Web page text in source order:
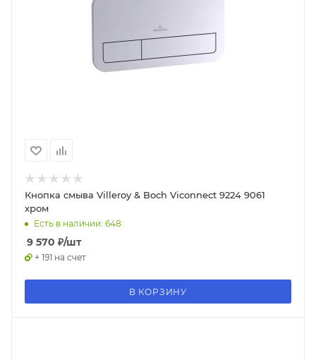
Кнопка смыва Villeroy & Boch Viconnect 9224 9061
хром
Есть в наличии: 648
9 570 ₽/шт
+ 191 на счет
В КОРЗИНУ